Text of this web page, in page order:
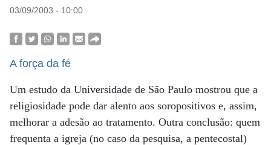
03/09/2003 - 10:00
A força da fé
Um estudo da Universidade de São Paulo mostrou que a
religiosidade pode dar alento aos soropositivos e, assim,
melhorar a adesão ao tratamento. Outra conclusão: quem
frequenta a igreja (no caso da pesquisa, a pentecostal)